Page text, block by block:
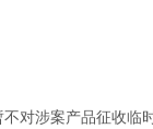
对涉案产品征收